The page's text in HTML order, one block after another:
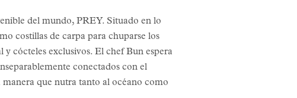
del mundo, PREY. Situado en lo
costillas de carpa para chuparse los
y cócteles exclusivos. El chef Bun espera
conectados con el
manera que nutra tanto al océano como